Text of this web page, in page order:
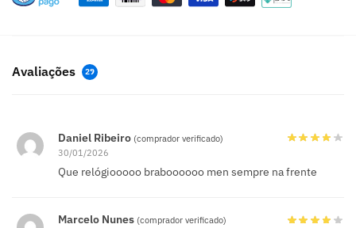
Avaliações 29
Daniel Ribeiro (comprador verificado)
30/01/2026
Que relógiooooo braboooooo men sempre na frente
Marcelo Nunes (comprador verificado)